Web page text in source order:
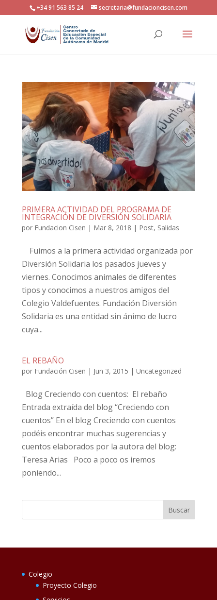
+34 91 563 85 24 secretaria@fundacioncisen.com
PRIMERA ACTIVIDAD DEL PROGRAMA DE
INTEGRACIÓN DE DIVERSIÓN SOLIDARIA
por Fundacion Cisen | Mar 8, 2018 | Post, Salidas
Fuimos a la primera actividad organizada por
Diversión Solidaria los pasados jueves y
viernes. Conocimos animales de diferentes
tipos y conocimos a nuestros amigos del
Colegio Valdefuentes. Fundación Diversión
Solidaria es una entidad sin ánimo de lucro
cuya...
EL REBAÑO
por Fundación Cisen | Jun 3, 2015 | Uncategorized
Blog Creciendo con cuentos: El rebaño
Entrada extraída del blog “Creciendo con
cuentos” En el blog Creciendo con cuentos
podéis encontrar muchas sugerencias y
cuentos elaborados por la autora del blog:
Teresa Arias Poco a poco os iremos
poniendo...
Colegio
Proyecto Colegio